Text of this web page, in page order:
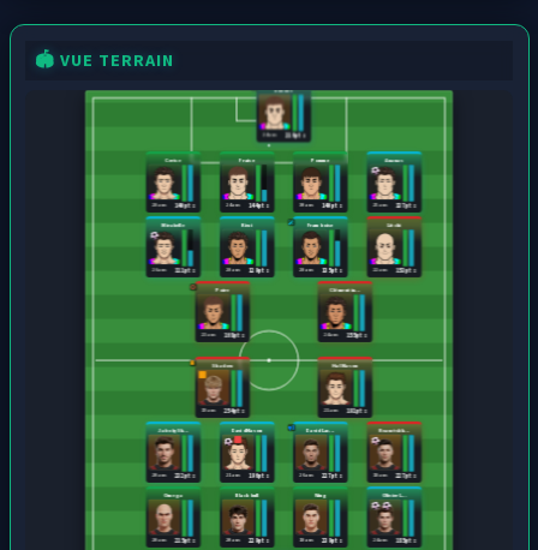
🏟️ VUE TERRAIN
216 pts
24 ans
Cerise
140 pts
28 ans
Fraise
144 pts
24 ans
Pomme
140 pts
30 ans
Ananas
137 pts
25 ans
Mirabelle
111 pts
26 ans
Kiwi
129 pts
28 ans
Framboise
135 pts
28 ans
Litchi
153 pts
22 ans
Poire
168 pts
23 ans
Clémentin...
155 pts
24 ans
Omega
215 pts
20 ans
Black bull
229 pts
20 ans
Wing
239 pts
18 ans
Olivier L...
185 pts
24 ans
Jaboby Sh...
232 pts
20 ans
David Mason
196 pts
21 ans
David Lac...
227 pts
26 ans
Kvaratskh...
227 pts
18 ans
Shadow
254 pts
19 ans
Hal Mason
191 pts
21 ans